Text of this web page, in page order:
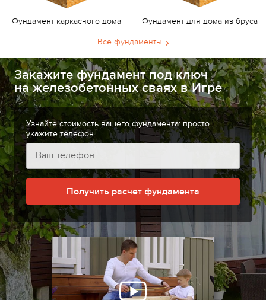
Фундамент каркасного дома Фундамент для дома из бруса
Все фундаменты
Закажите фундамент под ключ
на железобетонных сваях в Игре
Узнайте стоимость вашего фундамента: просто
укажите телефон
Получить расчет фундамента